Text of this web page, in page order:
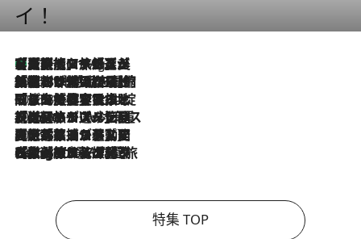
イ！
11 Hours Ago
【厳選旅コスメ】「多機能アイテムがメイン！」旅好き美容エディターが選んだ夏旅ベストコスメを発表【Mサイズジップ】
2026.8.6
「荷物が増えるほど旅ストレスは増す」美容ジャーナリストがたどり着いた最終結論。“化粧品を劇的に減らす”感動の凝縮美容とは
2026.8.6
「旅先には金髪ウィッグを持参」日本と同じメイクでは損してる!? 美容ジャーナリストが提案する“掟破りの旅美容”とは
2026.8.6
【厳選旅コスメ】「身軽さ＆UV対策重視！」ヘアアーティストshucoが選んだ夏旅ベストコスメを発表【Mサイズジップ】
2026.8.5
【厳選旅コスメ】国内をあちこち移動する河井菜摘が選んだ夏旅ベストコスメ発表！「リラックスアイテムはマスト」【Mサイズジップ】
2026.8.4
【厳選旅コスメ】「紫外線＆乾燥対策しながらメイク感も！」ヘア＆メイクGeorgeが選んだ夏旅ベストコスメを発表！【Mサイズジップ】
特集 TOP